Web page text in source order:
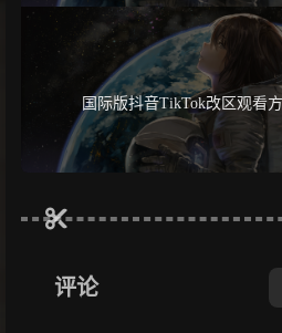
国际版抖音TikTok改区观看
评论